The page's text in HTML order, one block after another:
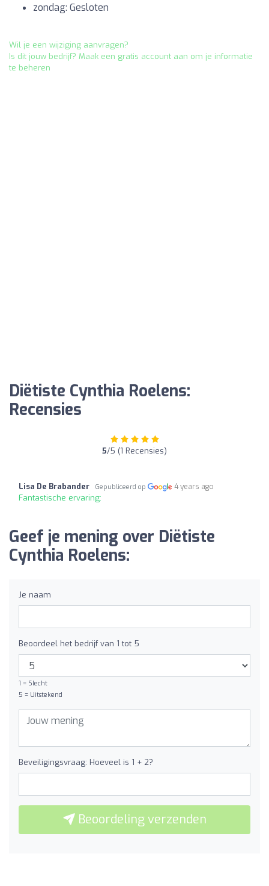
zondag: Gesloten
Wil je een wijziging aanvragen?
Is dit jouw bedrijf? Maak een gratis account aan om je informatie
te beheren
Diëtiste Cynthia Roelens:
Recensies
5/5 (1 Recensies)
Lisa De Brabander Gepubliceerd op 4 years ago
Fantastische ervaring:
Geef je mening over Diëtiste
Cynthia Roelens:
Je naam
Beoordeel het bedrijf van 1 tot 5
1 = Slecht
5 = Uitstekend
Beveiligingsvraag: Hoeveel is 1 + 2?
Beoordeling verzenden